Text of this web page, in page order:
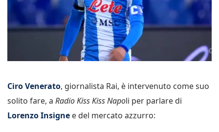
Ciro Venerato, giornalista Rai, è intervenuto come suo
solito fare, a Radio Kiss Kiss Napoli per parlare di
Lorenzo Insigne e del mercato azzurro: